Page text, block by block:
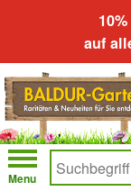
auf
Menu